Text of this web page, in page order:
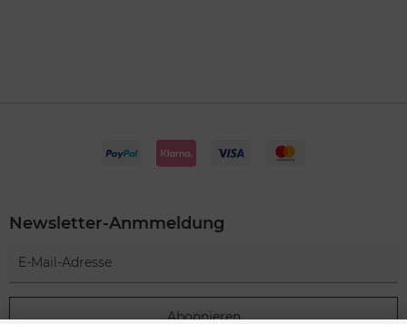
Newsletter-Anmmeldung
Abonnieren